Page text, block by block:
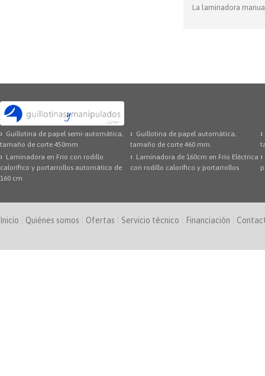
La laminadora
Guillotina de papel semi-automática,
tamaño de corte 450mm
Guillotina de papel automática,
tamaño de corte 460 mm.
Laminadora en Frio con rodillo
calorífico y portarrollos automático de
160 cm
Laminadora de 160cm en Frío Eléctrica
con rodillo calorífico y portarrollos
Inicio Quiénes somos Ofertas Servicio técnico Financiación